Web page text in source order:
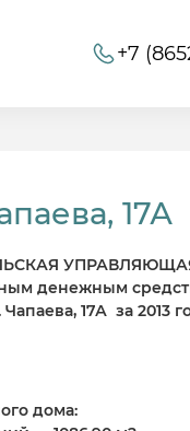
+7
17А
денежным
Чапаева, 17А за 2013
дома: